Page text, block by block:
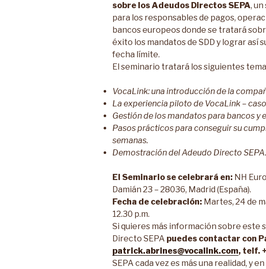
sobre los Adeudos Directos SEPA,
para los responsables de pagos,
bancos europeos donde se tratará
éxito los mandatos de SDD y lograr así
fecha límite.
El seminario tratará los siguientes
VocaLink: una introducción de la
La experiencia piloto de VocaLink –
Gestión de los mandatos para bancos y
Pasos prácticos para conseguir su
semanas.
Demostración del Adeudo Directo SEPA.
El Seminario se celebrará en: NH
Damián 23 – 28036, Madrid (España).
Fecha de celebración: Martes, 24 de
12.30 p.m.
Si quieres más información sobre este
Directo SEPA puedes contactar con
patrick.abrines@vocalink.com, telf.
SEPA cada vez es más una realidad, y